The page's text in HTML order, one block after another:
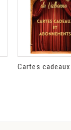
Cartes